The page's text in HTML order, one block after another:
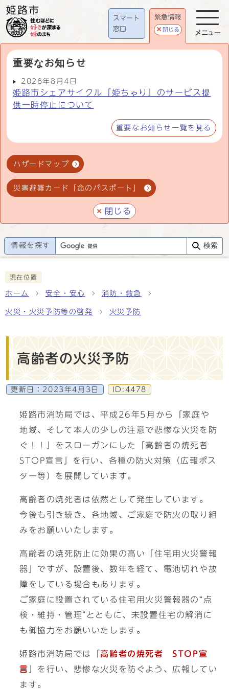
スマート
窓口
緊急情報
閉じる
重要なお知らせ
2026年8月4日
姫路市シェアサイクル「姫ちゃり」のサービス提
供一時停止について
重要なお知らせ一覧を見る
ハザードマップ
災害避難カード「命のパスポート」
閉じる
メニュー
情報を探す 検索
現在位置
ホーム 安全・安心 消防・救急
火災・火災予防等の啓発 火災予防
高齢者の火災予防
更新日： 2023年4月3日 ID:4478
姫路市消防局では、平成26年5月から「家庭や
地域、そして本人の少しの注意で悲惨な火災を防
ぐ！！」をスローガンにした「高齢者の焼死者
STOP宣言」を行い、各種の防火対策（広報ポス
ター等）を展開しています。
高齢者の焼死者は依然として発生しています。
今後も引き続き、各地域、ご家庭で防火の取り組
みをお願いいたします。
高齢者の焼死防止に効果の高い「住宅用火災警報
器」ですが、設置後、数年を経て、電池切れや故
障をしている場合もあります。
ご家庭に設置されている住宅用火災警報器の“点
検・維持・管理”とともに、未設置住宅の解消に
も御協力をお願いいたします。
姫路市消防局では「高齢者の焼死者 STOP宣
言
」を行い、悲惨な火災を防ぐよう、広報してい
ます。